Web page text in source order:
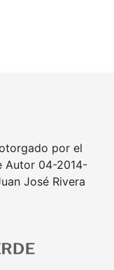
por el
Autor 04-2014-
José Rivera